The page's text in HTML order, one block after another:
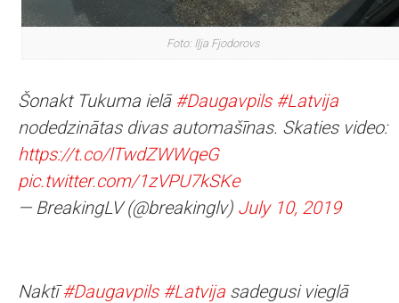
Foto: Iļja Fjodorovs
Šonakt Tukuma ielā #Daugavpils #Latvija
nodedzinātas divas automašīnas. Skaties video:
https://t.co/lTwdZWWqeG
pic.twitter.com/1zVPU7kSKe
— BreakingLV (@breakinglv) July 10, 2019
Naktī#Daugavpils #Latvija sadegusi vieglā